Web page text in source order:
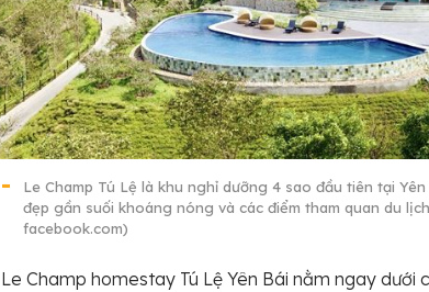
Le Champ Tú Lệ là khu nghỉ dưỡng 4 sao đầu tiên tại
đẹp gần suối khoáng nóng và các điểm tham quan du
facebook.com)
Le Champ homestay Tú Lệ Yên Bái nằm ngay dưới